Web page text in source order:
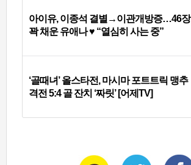
아이유, 이종석 결별→이관개방증…46장
꽉 채운 유애나 ♥ “열심히 사는 중”
‘골때녀’ 올스타전, 마시마 포트트릭 맹추
격전 5:4 골 잔치 ‘짜릿’ [어제TV]